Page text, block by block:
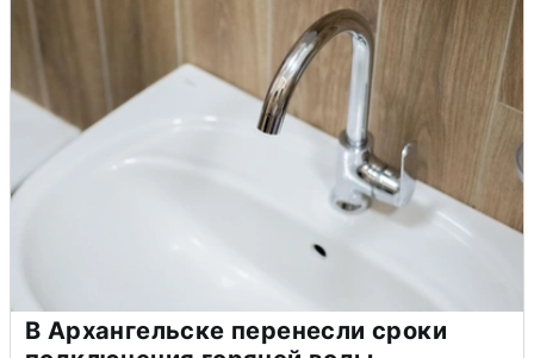
В Архангельске перенесли сроки